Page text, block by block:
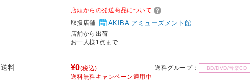
店頭からの発送商品について
取扱店舗
AKIBA アミューズメント館
店舗から出荷
お一人様1点まで
送料 ¥0(税込) 送料グループ： BD/DVD/音楽CD
送料無料キャンペーン適用中